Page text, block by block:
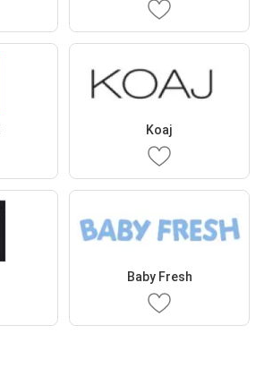
Koaj
Baby Fresh